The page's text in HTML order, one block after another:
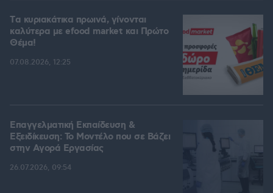
Tα κυριακάτικα πρωινά, γίνονται
καλύτερα με efood market και Πρώτο
Θέμα!
07.08.2026, 12:25
Επαγγελματική Εκπαίδευση &
Εξειδίκευση: Το Mοντέλο που σε Bάζει
στην Aγορά Eργασίας
26.07.2026, 09:54